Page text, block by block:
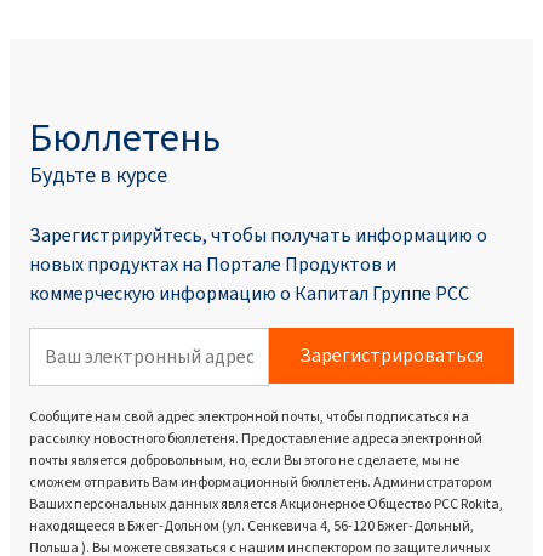
Бюллетень
Будьте в курсе
Зарегистрируйтесь, чтобы получать информацию о
новых продуктах на Портале Продуктoв и
коммерческую информацию о Капитал Группе PCC
Зарегистрироваться
Сообщите нам свой адрес электронной почты, чтобы подписаться на
рассылку новостного бюллетеня. Предоставление адреса электронной
почты является добровольным, но, если Вы этого не сделаете, мы не
сможем отправить Вам информационный бюллетень. Администратором
Ваших персональных данных является Акционерное Общество PCC Rokita,
находящееся в Бжег-Дольном (ул. Сенкевича 4, 56-120 Бжег-Дольный,
Польша ). Вы можете связаться с нашим инспектором по защите личных